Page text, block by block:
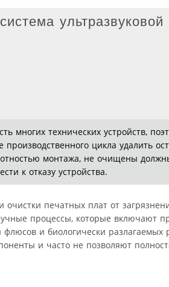
многих технических устройств,
цикла удалить
монтажа, не очищены
к отказу устройства.
очистки печатных плат от
процессы, которые включают
флюсов и биологически
и часто не позволяют